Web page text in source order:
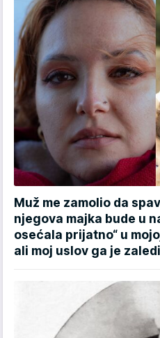
Muž me zamolio da
njegova majka bude u
osećala prijatno“ u
ali moj uslov ga je